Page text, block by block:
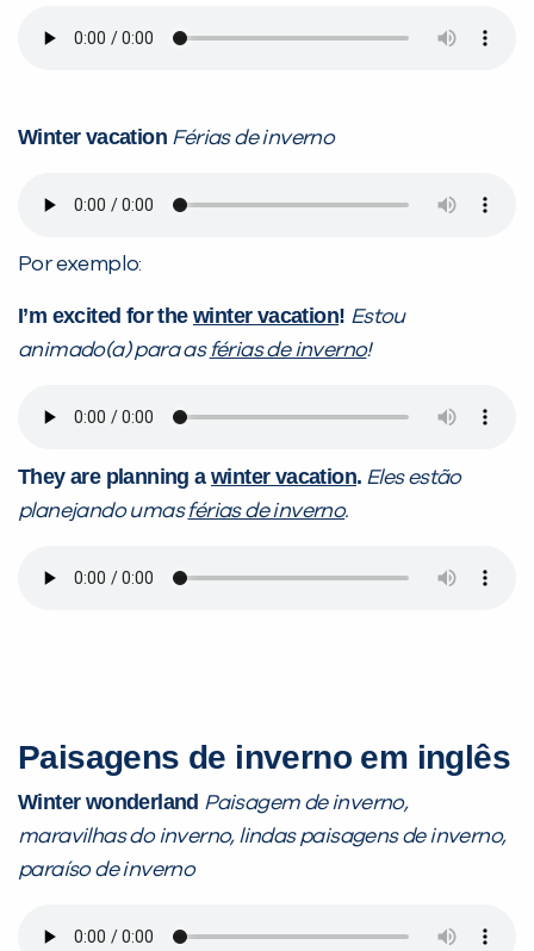
Winter vacation Férias de inverno
Por exemplo:
I’m excited for the winter vacation! Estou
animado(a) para as férias de inverno!
They are planning a winter vacation. Eles estão
planejando umasférias de inverno.
Paisagens de inverno em inglês
Winter wonderland Paisagem de inverno,
maravilhas do inverno, lindas paisagens de inverno,
paraíso de inverno